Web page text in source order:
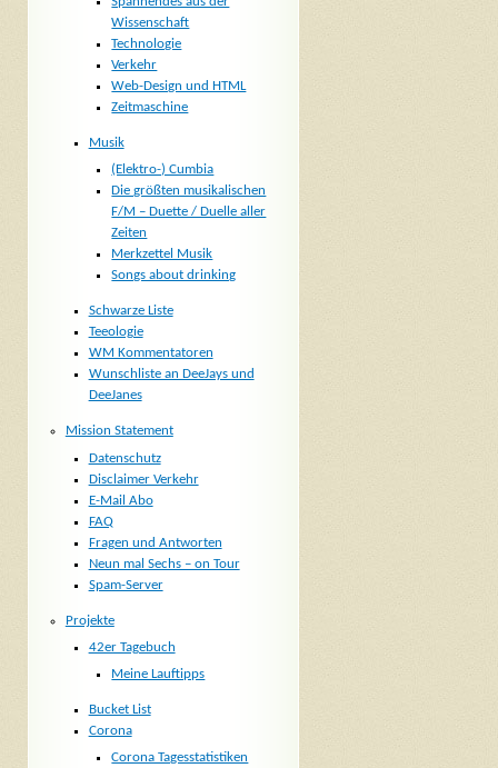
Wissenschaft
Technologie
Verkehr
Web-Design und HTML
Zeitmaschine
Musik
(Elektro-) Cumbia
Die größten musikalischen
F/M – Duette / Duelle aller
Zeiten
Merkzettel Musik
Songs about drinking
Schwarze Liste
Teeologie
WM Kommentatoren
Wunschliste an DeeJays und
DeeJanes
Mission Statement
Datenschutz
Disclaimer Verkehr
E-Mail Abo
FAQ
Fragen und Antworten
Neun mal Sechs – on Tour
Spam-Server
Projekte
42er Tagebuch
Meine Lauftipps
Bucket List
Corona
Corona Tagesstatistiken